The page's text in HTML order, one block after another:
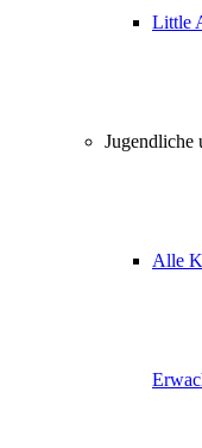
Little
Jugendliche
Alle